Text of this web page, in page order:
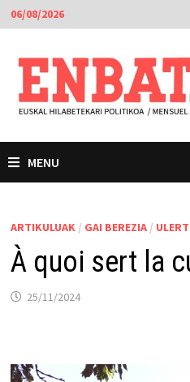
Skip
to
content
06/08/2026
MENU
ARTIKULUAK / GAI BEREZIA/
À quoi sert la
25/11/2024